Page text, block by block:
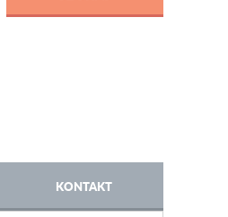
KONTAKT